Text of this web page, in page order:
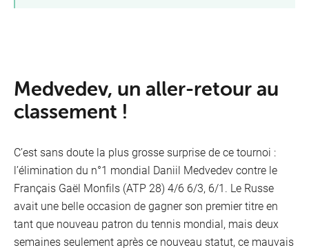
Medvedev, un aller-retour au
classement !
C’est sans doute la plus grosse surprise de ce tournoi :
l’élimination du n°1 mondial Daniil Medvedev contre le
Français Gaël Monfils (ATP 28) 4/6 6/3, 6/1. Le Russe
avait une belle occasion de gagner son premier titre en
tant que nouveau patron du tennis mondial, mais deux
semaines seulement après ce nouveau statut, ce mauvais